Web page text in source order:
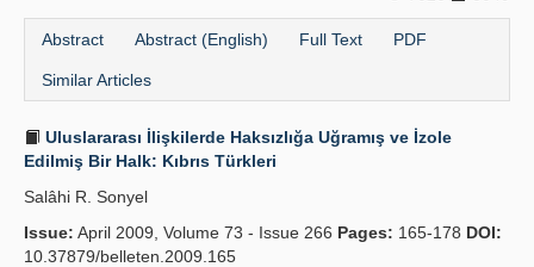
Abstract Abstract (English) Full Text PDF
Similar Articles
Uluslararası İlişkilerde Haksızlığa Uğramış ve İzole
Edilmiş Bir Halk: Kıbrıs Türkleri
Salâhi R. Sonyel
Issue: April 2009, Volume 73 - Issue 266 Pages: 165-178 DOI:
10.37879/belleten.2009.165